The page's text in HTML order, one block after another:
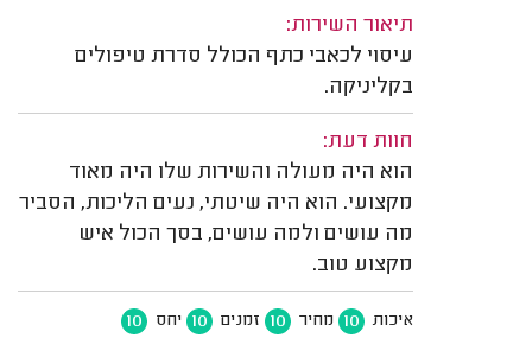
תיאור השירות:
עיסוי לכאבי כתף הכולל סדרת טיפולים
בקליניקה.
חוות דעת:
הוא היה מעולה והשירות שלו היה מאוד
מקצועי. הוא היה שיטתי, נעים הליכות, הסביר
מה עושים ולמה עושים, בסך הכול איש
מקצוע טוב.
איכות 10 מחיר 10 זמנים 10 יחס 10